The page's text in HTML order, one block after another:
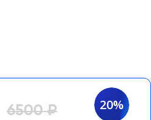
20%
6500 ₽